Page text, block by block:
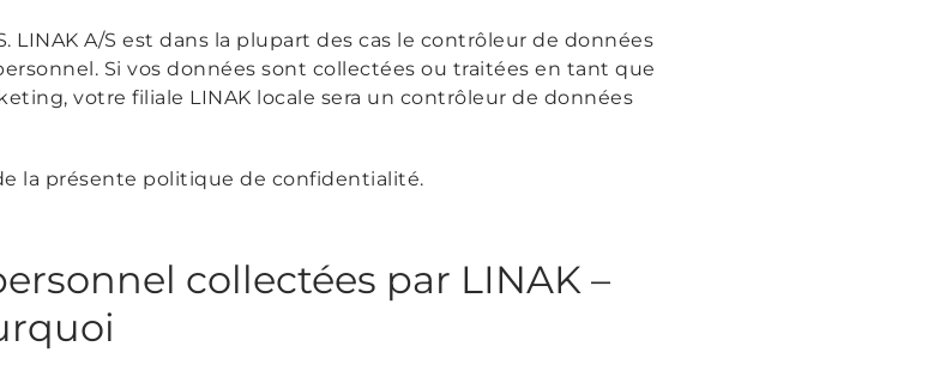
LINAK A/S est dans la plupart des cas le contrôleur de données
Si vos données sont collectées ou traitées en tant que
votre filiale LINAK locale sera un contrôleur de données
la présente politique de confidentialité.
collectées par LINAK –